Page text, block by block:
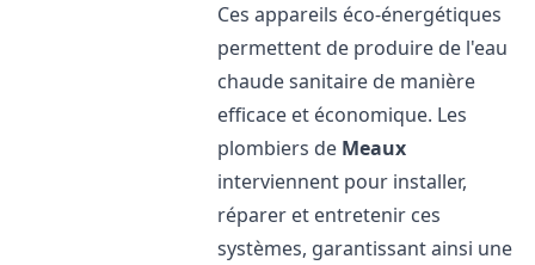
Ces appareils éco-énergétiques
permettent de produire de l'eau
chaude sanitaire de manière
efficace et économique. Les
plombiers de Meaux
interviennent pour installer,
réparer et entretenir ces
systèmes, garantissant ainsi une